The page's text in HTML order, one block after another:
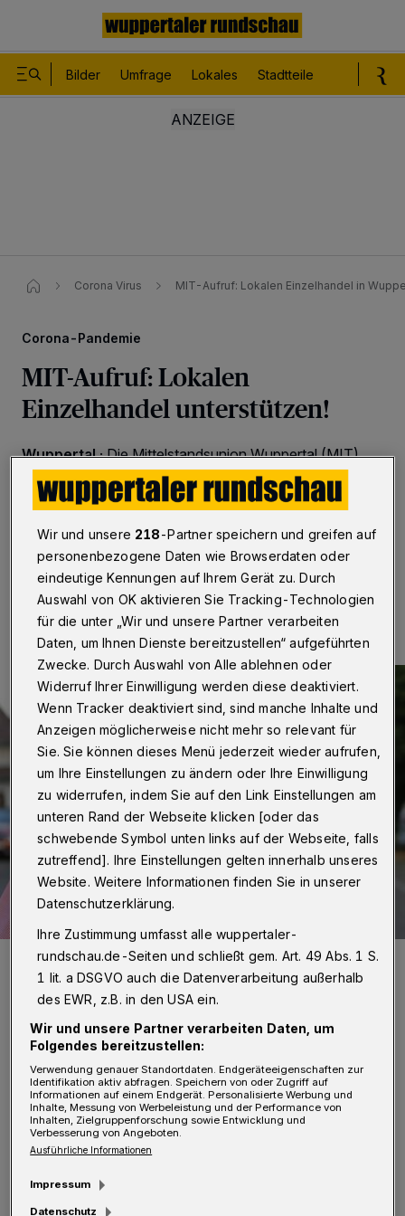
Bilder Umfrage Lokales Stadtteile
Corona Virus MIT-Aufruf: Lokalen Einzelhandel in
Corona-Pandemie
MIT-Aufruf: Lokalen
Einzelhandel unterstützen!
Wuppertal·Die Mittelstandsunion Wuppertal (MIT)
bittet die Bürgerinnen und Bürger, den lokalen
Einzelhandel und die Handwerksbetriebe vor Ort zu
unterstützen.
24.03.2020 , 12:17 Uhr Eine Minute Lesezeit
Michael-Georg von Wenczowsky.
Foto: Eduard Urssu
D er MIT-Vorsitzende Michael-G. von
Wenczowsky: „Wenn diese Geschäfte
jetzt geschlossen sind, dann sollten die
Kunden ihr Herz für diese kleinen und
mittleren Gewerbetreibenden öffnen und wenn
Wir und unsere 218-Partner speichern und greifen auf
personenbezogene Daten wie Browserdaten oder
eindeutige Kennungen auf Ihrem Gerät zu. Durch
Auswahl von OK aktivieren Sie Tracking-Technologien
für die unter „Wir und unsere Partner verarbeiten
Daten, um Ihnen Dienste bereitzustellen“ aufgeführten
Zwecke. Durch Auswahl von Alle ablehnen oder
Widerruf Ihrer Einwilligung werden diese deaktiviert.
Wenn Tracker deaktiviert sind, sind manche Inhalte und
Anzeigen möglicherweise nicht mehr so relevant für
Sie. Sie können dieses Menü jederzeit wieder aufrufen,
um Ihre Einstellungen zu ändern oder Ihre Einwilligung
zu widerrufen, indem Sie auf den Link Einstellungen am
unteren Rand der Webseite klicken [oder das
schwebende Symbol unten links auf der Webseite, falls
zutreffend]. Ihre Einstellungen gelten innerhalb unseres
Website. Weitere Informationen finden Sie in unserer
Datenschutzerklärung.
Ihre Zustimmung umfasst alle wuppertaler-
rundschau.de-Seiten und schließt gem. Art. 49 Abs. 1 S.
1 lit. a DSGVO auch die Datenverarbeitung außerhalb
des EWR, z.B. in den USA ein.
Wir und unsere Partner verarbeiten Daten, um
Folgendes bereitzustellen:
Verwendung genauer Standortdaten. Endgeräteeigenschaften zur
Identifikation aktiv abfragen. Speichern von oder Zugriff auf
Informationen auf einem Endgerät. Personalisierte Werbung und
Inhalte, Messung von Werbeleistung und der Performance von
Inhalten, Zielgruppenforschung sowie Entwicklung und
Verbesserung von Angeboten.
Ausführliche Informationen
Impressum
Datenschutz